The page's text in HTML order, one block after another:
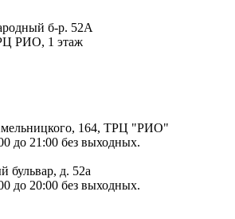
б-р. 52А
РИО, 1 этаж
164, ТРЦ "РИО"
до 21:00 без выходных.
бульвар, д. 52а
до 20:00 без выходных.